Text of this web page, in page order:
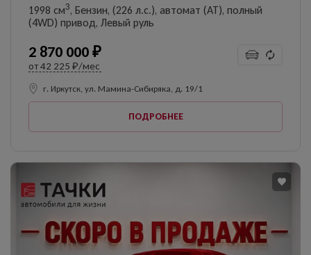
1998 см3, Бензин, (226 л.с.), автомат (AT), полный
(4WD) привод, Левый руль
2 870 000 ₽
от42 225 ₽/мес
г. Иркутск, ул. Мамина-Сибиряка, д. 19/1
ПОДРОБНЕЕ